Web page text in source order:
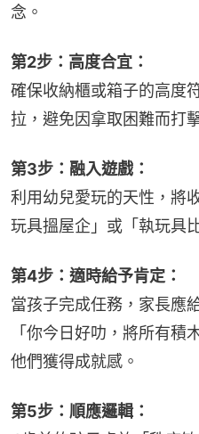
念。
第2步：高度合宜：
確保收納櫃或箱子的高度
拉，避免因拿取困難而打
第3步：融入遊戲：
利用幼兒愛玩的天性，將
玩具搵屋企」或「執玩具
第4步：適時給予肯定：
當孩子完成任務，家長應
「你今日好叻，將所有積
他們獲得成就感。
第5步：順應邏輯：